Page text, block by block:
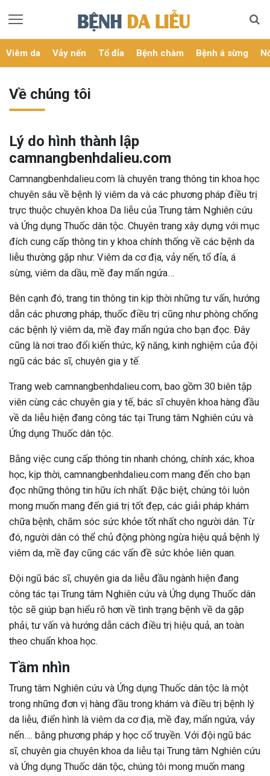
Viêm da Vảy nến Tổ đỉa Bệnh chàm Bệnh á sừng
Về chúng tôi
Lý do hình thành lập
camnangbenhdalieu.com
Camnangbenhdalieu.com là chuyên trang thông tin khoa học
chuyên sâu về bệnh lý viêm da và các phương pháp điều trị
trực thuộc chuyên khoa Da liễu của Trung tâm Nghiên cứu
và Ứng dụng Thuốc dân tộc. Chuyên trang xây dựng với mục
đích cung cấp thông tin y khoa chính thống về các bệnh da
liễu thường gặp như: Viêm da cơ địa, vảy nến, tổ đỉa, á
sừng, viêm da dầu, mề đay mẩn ngứa…
Bên cạnh đó, trang tin thông tin kịp thời những tư vấn, hướng
dẫn các phương pháp, thuốc điều trị cũng như phòng chống
các bệnh lý viêm da, mề đay mẩn ngứa cho bạn đọc. Đây
cũng là nơi trao đổi kiến thức, kỹ năng, kinh nghiệm của đội
ngũ các bác sĩ, chuyên gia y tế.
Trang web camnangbenhdalieu.com, bao gồm 30 biên tập
viên cùng các chuyên gia y tế, bác sĩ chuyên khoa hàng đầu
về da liễu hiện đang công tác tại Trung tâm Nghiên cứu và
Ứng dụng Thuốc dân tộc.
Bằng việc cung cấp thông tin nhanh chóng, chính xác, khoa
học, kịp thời, camnangbenhdalieu.com mang đến cho bạn
đọc những thông tin hữu ích nhất. Đặc biệt, chúng tôi luôn
mong muốn mang đến giá trị tốt đẹp, các giải pháp khám
chữa bệnh, chăm sóc sức khỏe tốt nhất cho người dân. Từ
đó, người dân có thể chủ động phòng ngừa hiệu quả bệnh lý
viêm da, mề đay cũng các vấn đề sức khỏe liên quan.
Đội ngũ bác sĩ, chuyên gia da liễu đầu ngành hiện đang
công tác tại Trung tâm Nghiên cứu và Ứng dụng Thuốc dân
tộc sẽ giúp bạn hiểu rõ hơn về tình trạng bệnh về da gặp
phải, tư vấn và hướng dẫn cách điều trị hiệu quả, an toàn
theo chuẩn khoa học.
Tầm nhìn
Trung tâm Nghiên cứu và Ứng dụng Thuốc dân tộc là một
trong những đơn vị hàng đầu trong khám và điều trị bệnh lý
da liễu, điển hình là viêm da cơ địa, mề đay, mẩn ngứa, vảy
nến…. bằng phương pháp y học cổ truyền. Với đội ngũ bác
sĩ, chuyên gia chuyên khoa da liễu tại Trung tâm Nghiên cứu
và Ứng dụng Thuốc dân tộc, chúng tôi mong muốn mang